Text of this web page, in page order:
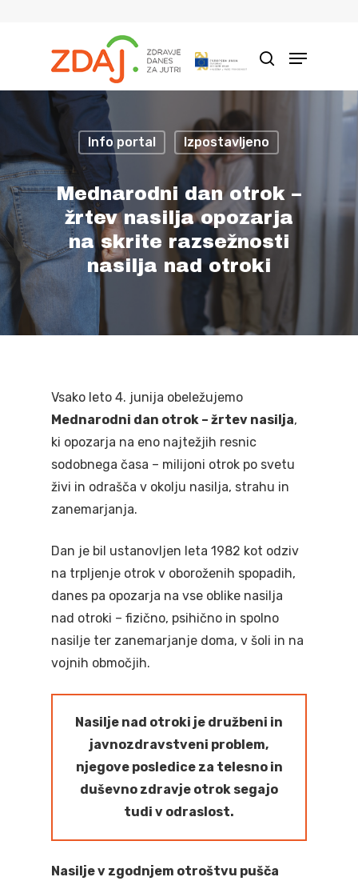
Hit enter to search or ESC to close
Info portal Izpostavljeno
Mednarodni dan otrok –
žrtev nasilja opozarja
na skrite razsežnosti
nasilja nad otroki
Vsako leto 4. junija obeležujemo
Mednarodni dan otrok – žrtev nasilja,
ki opozarja na eno najtežjih resnic
sodobnega časa – milijoni otrok po svetu
živi in odrašča v okolju nasilja, strahu in
zanemarjanja.
Dan je bil ustanovljen leta 1982 kot odziv
na trpljenje otrok v oboroženih spopadih,
danes pa opozarja na vse oblike nasilja
nad otroki – fizično, psihično in spolno
nasilje ter zanemarjanje doma, v šoli in na
vojnih območjih.
Nasilje nad otroki je družbeni in
javnozdravstveni problem,
njegove posledice za telesno in
duševno zdravje otrok segajo
tudi v odraslost.
Nasilje v zgodnjem otroštvu pušča